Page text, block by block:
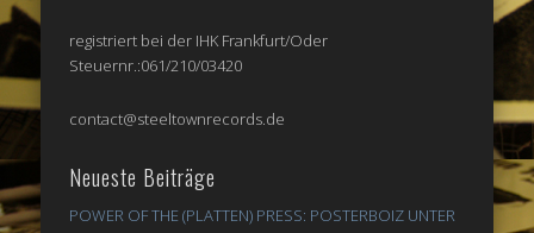
registriert bei der IHK Frankfurt/Oder
Steuernr.:061/210/03420
contact@steeltownrecords.de
Neueste Beiträge
POWER OF THE (PLATTEN) PRESS: POSTERBOIZ UNTER